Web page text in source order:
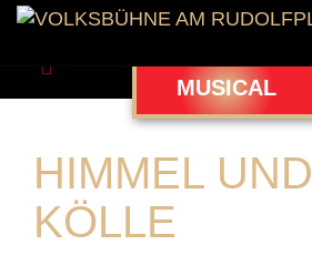
Zurück MUSICAL
HIMMEL UND
KÖLLE